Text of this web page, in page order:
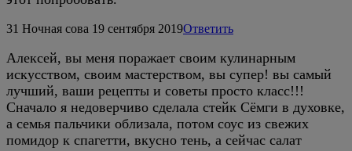
31 Ночная сова 19 сентября 2019Ответить
Алексей, вы меня поражает своим кулинарным
искусством, своим мастерством, вы супер! вы самый
лучший, ваши рецепты и советы просто класс!!!
Сначало я недоверчиво сделала стейк Сёмги в духовке,
а семья пальчики облизала, потом соус из свежих
помидор к спагетти, вкусно тень, а сейчас салат